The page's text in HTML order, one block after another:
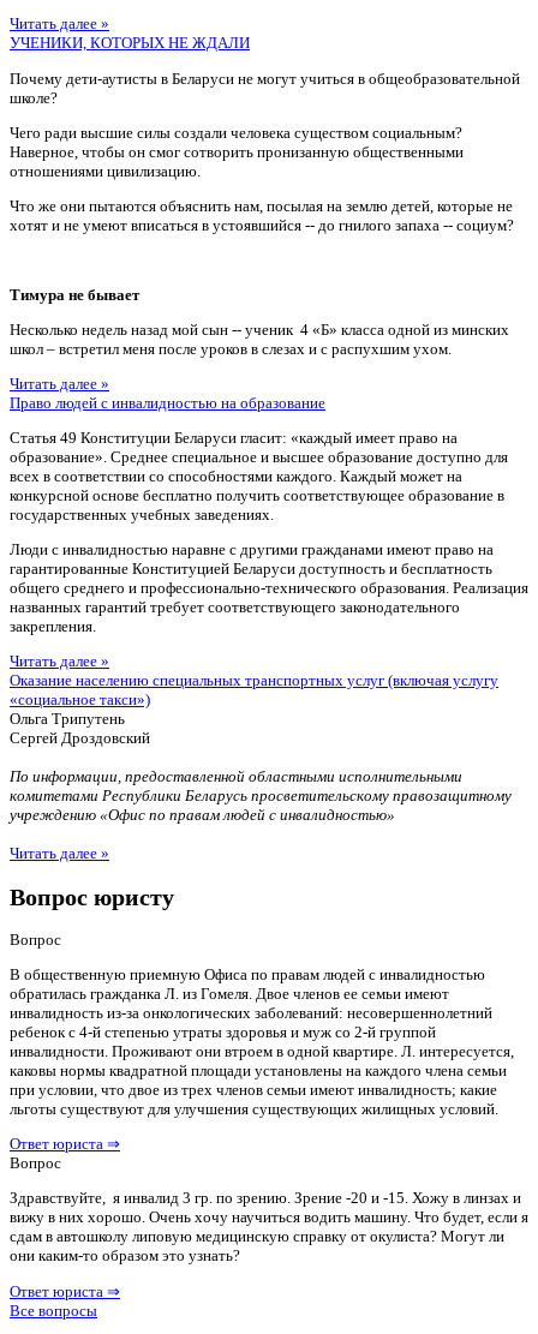
Читать далее »
УЧЕНИКИ, КОТОРЫХ НЕ ЖДАЛИ
Почему дети-аутисты в Беларуси не могут учиться в общеобразовательной
школе?
Чего ради высшие силы создали человека существом социальным?
Наверное, чтобы он смог сотворить пронизанную общественными
отношениями цивилизацию.
Что же они пытаются объяснить нам, посылая на землю детей, которые не
хотят и не умеют вписаться в устоявшийся -- до гнилого запаха -- социум?
Тимура не бывает
Несколько недель назад мой сын -- ученик 4 «Б» класса одной из минских
школ – встретил меня после уроков в слезах и с распухшим ухом.
Читать далее »
Право людей с инвалидностью на образование
Статья 49 Конституции Беларуси гласит: «каждый имеет право на
образование». Среднее специальное и высшее образование доступно для
всех в соответствии со способностями каждого. Каждый может на
конкурсной основе бесплатно получить соответствующее образование в
государственных учебных заведениях.
Люди с инвалидностью наравне с другими гражданами имеют право на
гарантированные Конституцией Беларуси доступность и бесплатность
общего среднего и профессионально-технического образования. Реализация
названных гарантий требует соответствующего законодательного
закрепления.
Читать далее »
Оказание населению специальных транспортных услуг (включая услугу
«социальное такси»)
Ольга Трипутень
Сергей Дроздовский
По информации, предоставленной областными исполнительными
комитетами Республики Беларусь просветительскому правозащитному
учреждению «Офис по правам людей с инвалидностью»
Читать далее »
Вопрос юристу
Вопрос
В общественную приемную Офиса по правам людей с инвалидностью
обратилась гражданка Л. из Гомеля. Двое членов ее семьи имеют
инвалидность из-за онкологических заболеваний: несовершеннолетний
ребенок с 4-й степенью утраты здоровья и муж со 2-й группой
инвалидности. Проживают они втроем в одной квартире. Л. интересуется,
каковы нормы квадратной площади установлены на каждого члена семьи
при условии, что двое из трех членов семьи имеют инвалидность; какие
льготы существуют для улучшения существующих жилищных условий.
Ответ юриста ⇒
Вопрос
Здравствуйте, я инвалид 3 гр. по зрению. Зрение -20 и -15. Хожу в линзах и
вижу в них хорошо. Очень хочу научиться водить машину. Что будет, если я
сдам в автошколу липовую медицинскую справку от окулиста? Могут ли
они каким-то образом это узнать?
Ответ юриста ⇒
Все вопросы